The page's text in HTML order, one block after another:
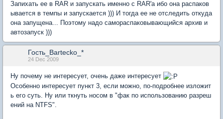
Запихать ее в RAR и запускать именно с RAR'а ибо она распаков
ывается в темпы и запускается ))) И тогда ее не отследить откуда
она запущена... Поэтому надо самораспаковывающийся архив и
автозапуск )))
Гость_Bartecko_*
24 Dec 2009
Ну почему не интересует, очень даже интересует
Особенно интересует пункт 3, если можно, по-подробнее изложит
ь его суть. Ну или ткнуть носом в "фак по использованию разреш
ений на NTFS".